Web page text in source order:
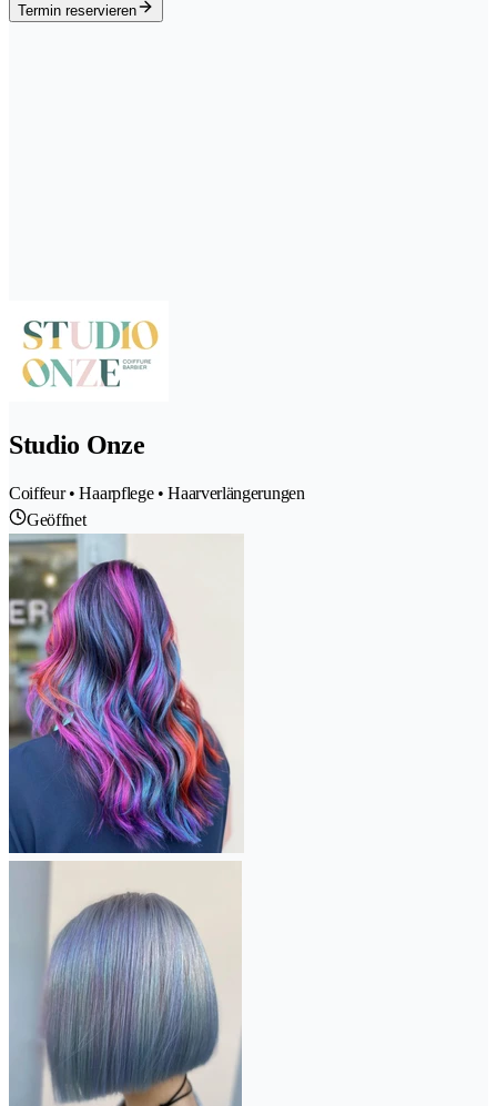
Termin reservieren
Studio Onze
Coiffeur • Haarpflege • Haarverlängerungen
Geöffnet